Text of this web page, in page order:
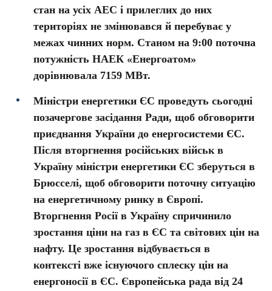
стан на усіх АЕС і прилеглих до них
територіях не змінювався й перебуває у
межах чинних норм. Станом на 9:00 поточна
потужність НАЕК «Енергоатом»
дорівнювала 7159 МВт.
Міністри енергетики ЄС проведуть сьогодні
позачергове засідання Ради, щоб обговорити
приєднання України до енергосистеми ЄС.
Після вторгнення російських військ в
Україну міністри енергетики ЄС зберуться в
Брюсселі, щоб обговорити поточну ситуацію
на енергетичному ринку в Європі.
Вторгнення Росії в Україну спричинило
зростання ціни на газ в ЄС та світових цін на
нафту. Це зростання відбувається в
контексті вже існуючого сплеску цін на
енергоносії в ЄС. Європейська рада від 24